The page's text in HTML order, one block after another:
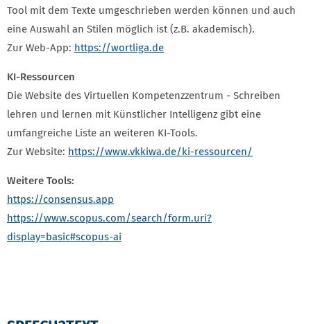
Tool mit dem Texte umgeschrieben werden können und auch
eine Auswahl an Stilen möglich ist (z.B. akademisch).
Zur Web-App: https://wortliga.de
KI-Ressourcen
Die Website des Virtuellen Kompetenzzentrum - Schreiben
lehren und lernen mit Künstlicher Intelligenz gibt eine
umfangreiche Liste an weiteren KI-Tools.
Zur Website: https://www.vkkiwa.de/ki-ressourcen/
Weitere Tools:
https://consensus.app
https://www.scopus.com/search/form.uri?
display=basic#scopus-ai